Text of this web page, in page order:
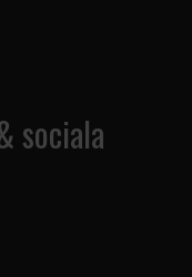
sociala